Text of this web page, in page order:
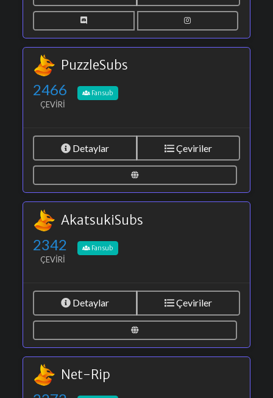
PuzzleSubs
2466
ÇEVIRI
Fansub
Detaylar Çeviriler
AkatsukiSubs
2342
ÇEVIRI
Fansub
Detaylar Çeviriler
Net-Rip